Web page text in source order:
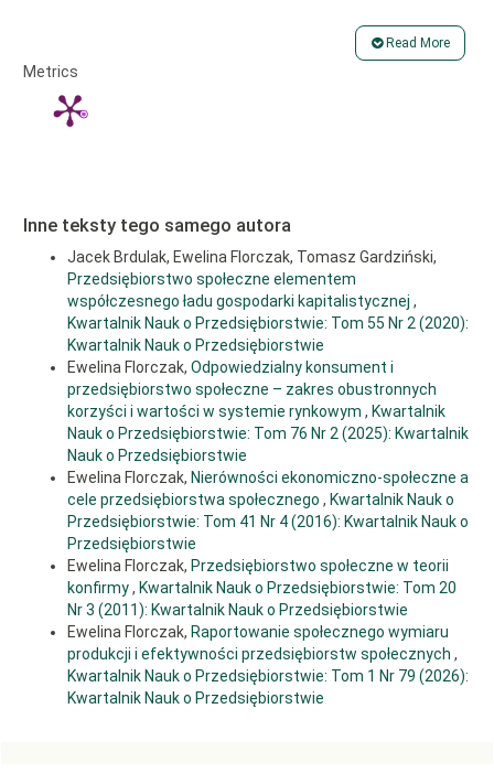
społeczne elementem współczesnego ładu gospodarki
kapitalistycznej, „Kwartalnik Nauk o Przedsiębiorstwie”, nr 2(55),
Szkoła Główna Handlowa w Warszawie.
Duliniec A. [2011], Finansowanie przedsiębiorstwa. Strategie i
instrumenty, PWE, Warszawa.
Florczak E. [2023], Mierniki społecznej wartości dodanej w kontekście
zrównoważonego rozwoju, w: Florczak E. (red.), Zrównoważony
rozwój jako trend kształtujący współczesną gospodarkę, C. H. Beck,
Warszawa.
Jurek M., Rybacki R. [2014], Model homo oeconomicus i jego
dostosowanie do współczesnych uwarunkowań, „Studia
Ekonomiczne”, nr 180, cz. 1, Uniwersytet Ekonomiczny w Katowicach.
Kowalczyk S. [2023], Niemoc braci ekonomistów czy natura praw,
„Kwartalnik Nauk o Przedsiębiorstwie”, nr 1 (67), Szkoła Główna
Handlowa w Warszawie.
Kramer T. [1989], Rynek, reforma, równowaga, PWN, Warszawa.
Mynarski S. [1976], Cybernetyczne aspekty analizy rynku, PWN,
Warszawa.
Opinia Europejskiego Komitetu Ekonomiczno-Społecznego
„Innowacyjne narzędzia finansowe w rozwoju przedsiębiorstw o
oddziaływaniu społecznym” (opinia rozpoznawcza) (2022/C194/07).
Pacut A. [2022], Rozwój przedsiębiorczości społecznej w Polsce,
Wydawnictwo Naukowe Scholar, Warszawa.
Teichmann E. [1989], Polityka transportowa: EWG-RWPG-Polska, PWN,
Warszawa.
The Social Business Initiative z 2011.
Wojcieska L. [2014], Współczesna koncepcja homo socio-
Read More
Article
Details
Metrics
Inne teksty tego samego autora
Jacek Brdulak, Ewelina Florczak, Tomasz Gardziński,
Przedsiębiorstwo społeczne elementem
współczesnego ładu gospodarki kapitalistycznej ,
Kwartalnik Nauk o Przedsiębiorstwie: Tom 55 Nr 2 (2020):
Kwartalnik Nauk o Przedsiębiorstwie
Ewelina Florczak, Odpowiedzialny konsument i
przedsiębiorstwo społeczne – zakres obustronnych
korzyści i wartości w systemie rynkowym , Kwartalnik
Nauk o Przedsiębiorstwie: Tom 76 Nr 2 (2025): Kwartalnik
Nauk o Przedsiębiorstwie
Ewelina Florczak, Nierówności ekonomiczno-społeczne a
cele przedsiębiorstwa społecznego , Kwartalnik Nauk o
Przedsiębiorstwie: Tom 41 Nr 4 (2016): Kwartalnik Nauk o
Przedsiębiorstwie
Ewelina Florczak, Przedsiębiorstwo społeczne w teorii
konfirmy, Kwartalnik Nauk o Przedsiębiorstwie: Tom 20
Nr 3 (2011): Kwartalnik Nauk o Przedsiębiorstwie
Ewelina Florczak, Raportowanie społecznego wymiaru
produkcji i efektywności przedsiębiorstw społecznych ,
Kwartalnik Nauk o Przedsiębiorstwie: Tom 1 Nr 79 (2026):
Kwartalnik Nauk o Przedsiębiorstwie